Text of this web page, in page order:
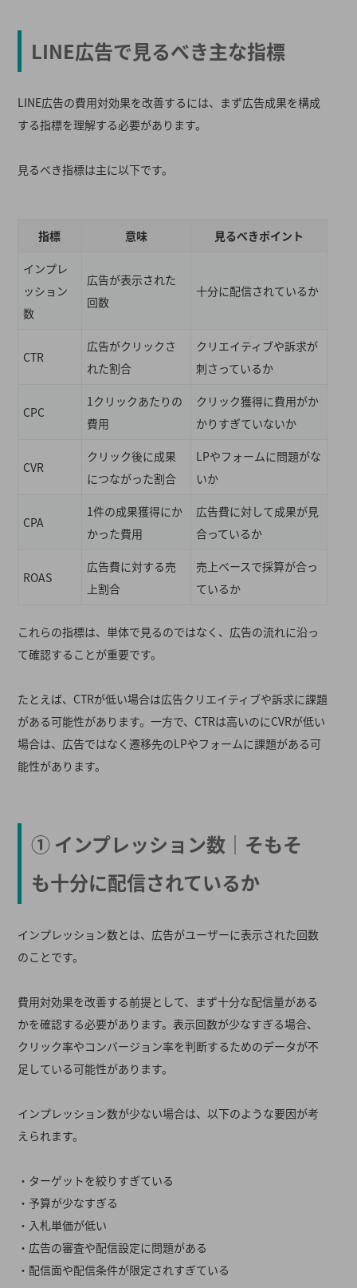
LINE広告で見るべき主な指標
LINE広告の費用対効果を改善するには、まず広告成果を構成
する指標を理解する必要があります。
見るべき指標は主に以下です。
指標 意味 見るべきポイント
インプレ
ッション
数
広告が表示された
回数
十分に配信されているか
CTR
広告がクリックさ
れた割合
クリエイティブや訴求が
刺さっているか
CPC
1クリックあたりの
費用
クリック獲得に費用がか
かりすぎていないか
CVR
クリック後に成果
につながった割合
LPやフォームに問題がな
いか
CPA
1件の成果獲得にか
かった費用
広告費に対して成果が見
合っているか
ROAS
広告費に対する売
上割合
売上ベースで採算が合っ
ているか
これらの指標は、単体で見るのではなく、広告の流れに沿っ
て確認することが重要です。
たとえば、CTRが低い場合は広告クリエイティブや訴求に課題
がある可能性があります。一方で、CTRは高いのにCVRが低い
場合は、広告ではなく遷移先のLPやフォームに課題がある可
能性があります。
① インプレッション数｜そもそ
も十分に配信されているか
インプレッション数とは、広告がユーザーに表示された回数
のことです。
費用対効果を改善する前提として、まず十分な配信量がある
かを確認する必要があります。表示回数が少なすぎる場合、
クリック率やコンバージョン率を判断するためのデータが不
足している可能性があります。
インプレッション数が少ない場合は、以下のような要因が考
えられます。
・ターゲットを絞りすぎている
・予算が少なすぎる
・入札単価が低い
・広告の審査や配信設定に問題がある
・配信面や配信条件が限定されすぎている